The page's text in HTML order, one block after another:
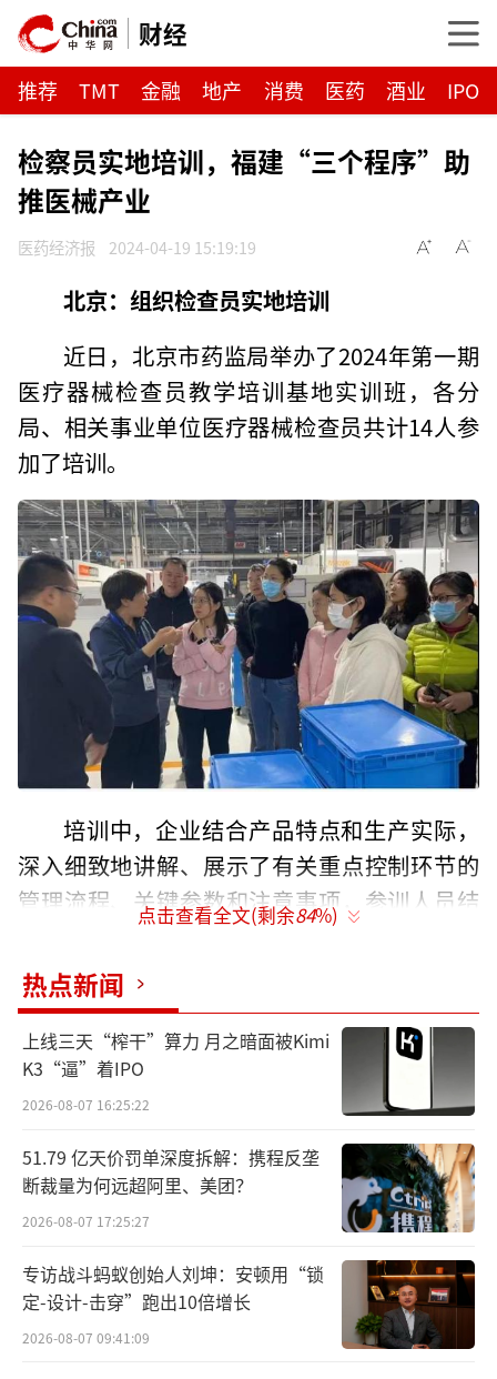
财经
推荐 TMT 金融 地产 消费 医药 酒业 IPO
检察员实地培训，福建“三个程序”助
推医械产业
医药经济报 2024-04-19 15:19:19
北京：组织检查员实地培训
近日，北京市药监局举办了2024年第一期
医疗器械检查员教学培训基地实训班，各分
局、相关事业单位医疗器械检查员共计14人参
加了培训。
培训中，企业结合产品特点和生产实际，
深入细致地讲解、展示了有关重点控制环节的
管理流程、关键参数和注意事项，参训人员结
合日常监管实际与企业人员进行了充分沟通和
交流。参训检查员表示，此次培训授课内容紧
贴监管实际，通过理论教学和现场实操，进一
步加深了对骨科植入物产品质量安全监管的理
解和掌握，有助于提升检查员的实战能力。
在医疗器械行业迎来创新发展的关键时
期，福建省药品监督管理局积极行动，近日发
布三项新程序文件：《福建省第二类创新医疗
器械特别审查程序（试行）》《福建省第二类
医疗器械优先审批程序（试行）》以及《福建
点击查看全文(剩余84%)
热点新闻
上线三天“榨干”算力 月之暗面被Kimi
K3“逼”着IPO
2026-08-07 16:25:22
51.79 亿天价罚单深度拆解：携程反垄
断裁量为何远超阿里、美团？
2026-08-07 17:25:27
专访战斗蚂蚁创始人刘坤：安顿用“锁
定-设计-击穿”跑出10倍增长
2026-08-07 09:41:09